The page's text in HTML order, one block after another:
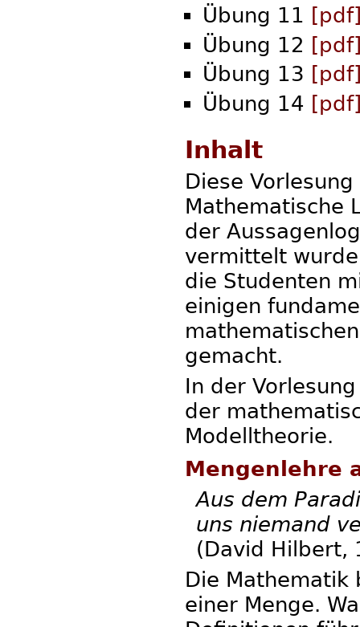
Übung 11
Übung 12
Übung 13
Übung 14
Inhalt
Diese
Mathematische
der
vermittelt
die Studenten
einigen
gemacht.
In der
der
Modelltheorie.
Mengenlehre
Aus dem
uns niemand
(David Hilbert,
Die Mathematik
einer Menge.